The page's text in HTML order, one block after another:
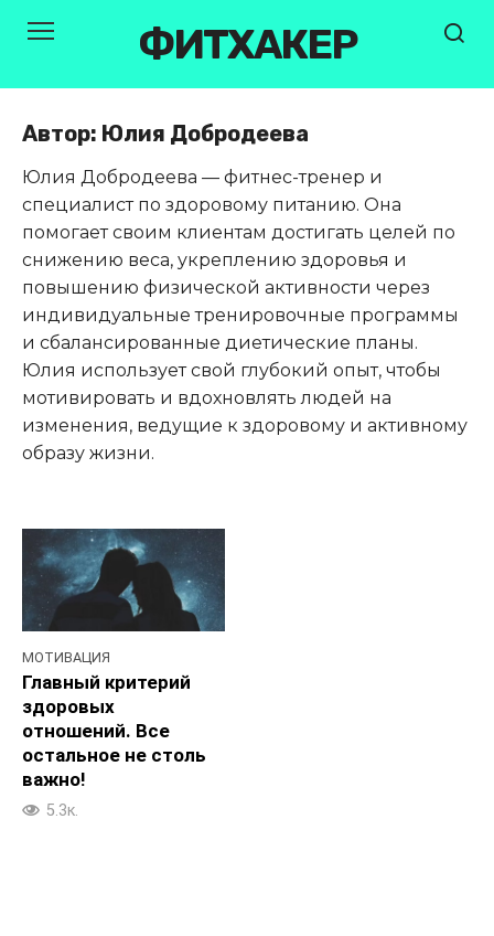
ФИТХАКЕР
Автор: Юлия Добродеева
Юлия Добродеева — фитнес-тренер и
специалист по здоровому питанию. Она
помогает своим клиентам достигать целей по
снижению веса, укреплению здоровья и
повышению физической активности через
индивидуальные тренировочные программы
и сбалансированные диетические планы.
Юлия использует свой глубокий опыт, чтобы
мотивировать и вдохновлять людей на
изменения, ведущие к здоровому и активному
образу жизни.
МОТИВАЦИЯ
Главный критерий
здоровых
отношений. Все
остальное не столь
важно!
5.3к.